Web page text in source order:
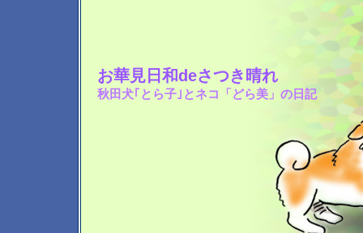
お華見日和deさつき晴れ
秋田犬｢とら子｣とネコ「どら美」の日記